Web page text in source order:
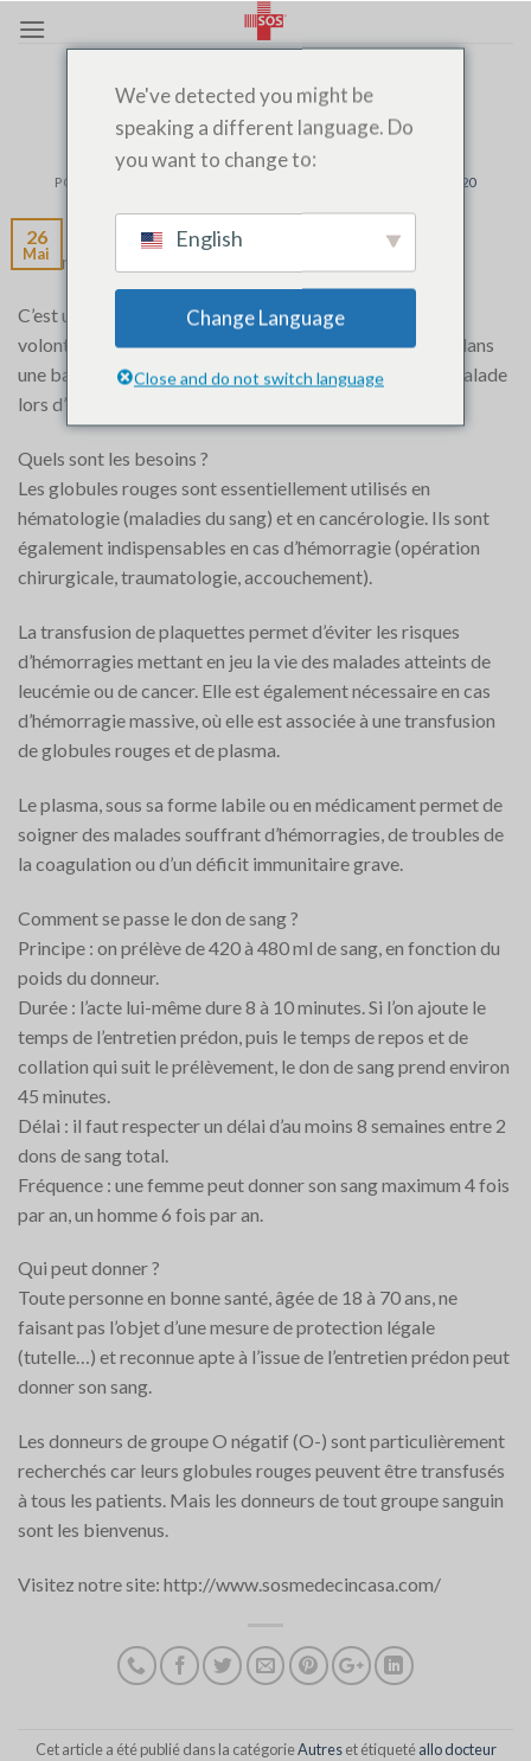
AUTRES
Le don de sang
POSTÉ LE SOS MEDECIN AGADIR 06 06 320 320
26
Mai
Le don de sang
C’est un processus par lequel un donneur de sang est
volontaire pour se voir prélever du sang qui sera gardé dans
une banque du sang avant de transfuser une personne malade
lors d’une transfusion sanguine.
Quels sont les besoins ?
Les globules rouges sont essentiellement utilisés en
hématologie (maladies du sang) et en cancérologie. Ils sont
également indispensables en cas d’hémorragie (opération
chirurgicale, traumatologie, accouchement).
La transfusion de plaquettes permet d’éviter les risques
d’hémorragies mettant en jeu la vie des malades atteints de
leucémie ou de cancer. Elle est également nécessaire en cas
d’hémorragie massive, où elle est associée à une transfusion
de globules rouges et de plasma.
Le plasma, sous sa forme labile ou en médicament permet de
soigner des malades souffrant d’hémorragies, de troubles de
la coagulation ou d’un déficit immunitaire grave.
Comment se passe le don de sang ?
Principe : on prélève de 420 à 480 ml de sang, en fonction du
poids du donneur.
Durée : l’acte lui-même dure 8 à 10 minutes. Si l’on ajoute le
temps de l’entretien prédon, puis le temps de repos et de
collation qui suit le prélèvement, le don de sang prend environ
45 minutes.
Délai : il faut respecter un délai d’au moins 8 semaines entre 2
dons de sang total.
Fréquence : une femme peut donner son sang maximum 4 fois
par an, un homme 6 fois par an.
Qui peut donner ?
Toute personne en bonne santé, âgée de 18 à 70 ans, ne
faisant pas l’objet d’une mesure de protection légale
(tutelle…) et reconnue apte à l’issue de l’entretien prédon peut
donner son sang.
Les donneurs de groupe O négatif (O-) sont particulièrement
recherchés car leurs globules rouges peuvent être transfusés
à tous les patients. Mais les donneurs de tout groupe sanguin
sont les bienvenus.
Visitez notre site: http://www.sosmedecincasa.com/
Cet article a été publié dans la catégorieAutreset étiquetéallo docteur
We've detected you might be
speaking a different language. Do
you want to change to:
English
Change Language
Close and do not switch language